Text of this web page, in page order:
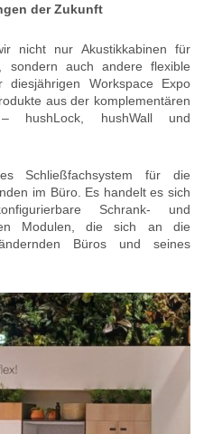
der Zukunft
nicht nur Akustikkabinen für
sondern auch andere flexible
diesjährigen Workspace Expo
aus der komplementären
– hushLock, hushWall und
Schließfachsystem für die
im Büro. Es handelt es sich
Schrank- und
Modulen, die sich an die
Büros und seines